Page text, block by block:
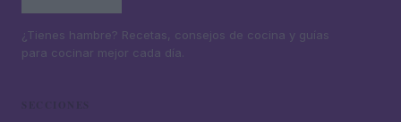
¿Tienes hambre? Recetas, consejos de cocina y guías
para cocinar mejor cada día.